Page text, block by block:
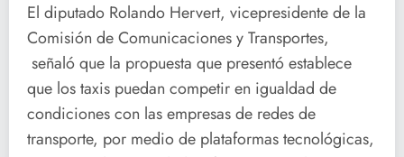
El diputado Rolando Hervert, vicepresidente de la
Comisión de Comunicaciones y Transportes,
señaló que la propuesta que presentó establece
que los taxis puedan competir en igualdad de
condiciones con las empresas de redes de
transporte, por medio de plataformas tecnológicas,